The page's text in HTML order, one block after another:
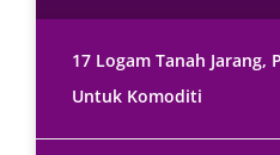
17 Logam Tanah Jarang,
Untuk Komoditi